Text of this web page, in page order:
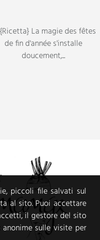
piccoli file salvati sul
al sito. Puoi accettare
il gestore del sito
sulle visite per